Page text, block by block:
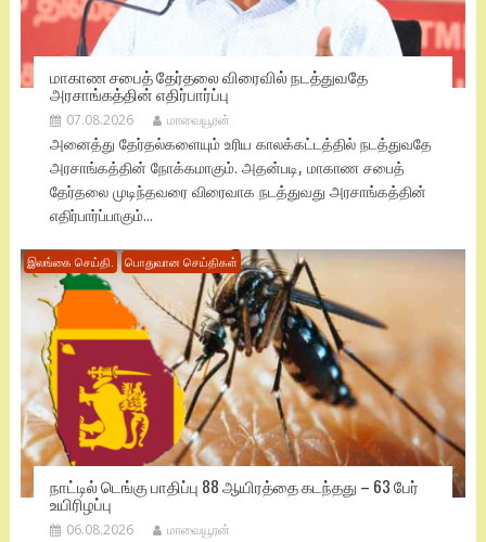
மாகாண சபைத் தேர்தலை விரைவில் நடத்துவதே
அரசாங்கத்தின் எதிர்பார்ப்பு
07.08.2026 மாவையூரன்
அனைத்து தேர்தல்களையும் உரிய காலக்கட்டத்தில் நடத்துவதே
அரசாங்கத்தின் நோக்கமாகும். அதன்படி, மாகாண சபைத்
தேர்தலை முடிந்தவரை விரைவாக நடத்துவது அரசாங்கத்தின்
எதிர்பார்ப்பாகும்...
இலங்கை செய்தி. பொதுவான செய்திகள்
நாட்டில் டெங்கு பாதிப்பு 88 ஆயிரத்தை கடந்தது – 63 பேர்
உயிரிழப்பு
06.08.2026 மாவையூரன்